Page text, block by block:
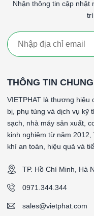
trong nhiều ứng dụng
Nhận thông tin cập nhật
THÔNG TIN CHUNG
VIETPHAT là thương hiệu
bị, phụ tùng và dịch vụ kỹ
sạch, nhà máy sản xuất,
kinh nghiệm từ năm 2012,
khí an toàn, hiệu quả và
TP. Hồ Chí Minh, Hà
0971.344.344
sales@vietphat.com